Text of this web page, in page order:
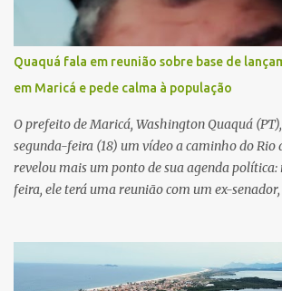
Quaquá fala em reunião sobre base de
em Maricá e pede calma à população
O prefeito de Maricá, Washington Quaquá
segunda-feira (18) um vídeo a caminho do Rio
revelou mais um ponto de sua agenda
feira, ele terá uma reunião com um ex-senador,
atenção pela ousadia do projeto, que
novo patamar de visibilidade tecnológica e